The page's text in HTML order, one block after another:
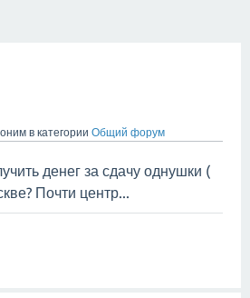
в категории Общий форум
денег за сдачу однушки (
Почти центр...